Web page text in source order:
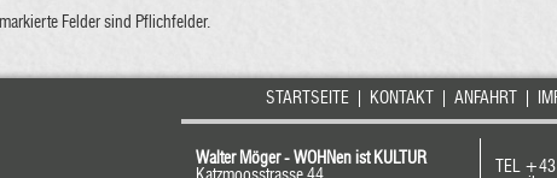
Felder sind Pflichfelder.
STARTSEITE KONTAKT ANFAHRT
Walter Möger - WOHNen ist KULTUR
TEL